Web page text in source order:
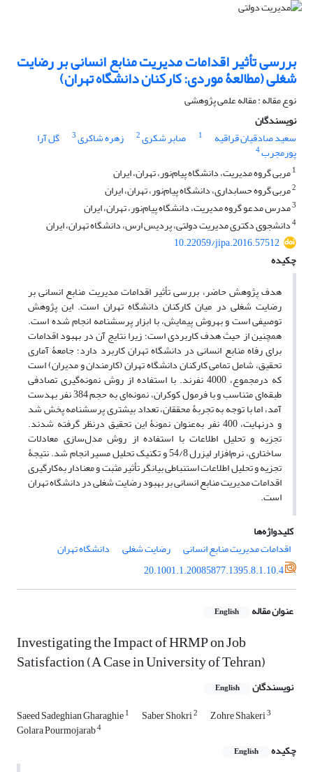
بررسی تأثیر اقدامات مدیریت منابع انسانی بر رضایت
شغلی (مطالعۀ موردی: کارکنان دانشگاه تهران)
نوع مقاله : مقاله علمی پژوهشی
نویسندگان
سعید صادقیان قراقیه
1 صابر شکری2 زهره شاکری3 گل آرا
پورمجرب4
1مربی گروه مدیریت، دانشگاه پیام‌نور، تهران، ایران
2مربی گروه حسابداری، دانشگاه پیام‌نور، تهران، ایران
3مدرس مدعو گروه مدیریت، دانشگاه پیام‌نور، تهران، ایران
4دانشجوی دکتری مدیریت دولتی، پردیس ارس، دانشگاه تهران، ایران
10.22059/jipa.2016.57512
چکیده
هدف پژوهش حاضر، بررسی تأثیر اقدامات مدیریت منابع انسانی بر
رضایت شغلی در میان کارکنان دانشگاه تهران است. این پژوهش
توصیفی است و به­روش پیمایش، با ابزار پرسشنامه انجام شده است.
همچنین از حیث هدف کاربردی است؛ زیرا نتایج آن در بهبود اقدامات
برای رفاه منابع انسانی در دانشگاه تهران کاربرد دارد؛ جامعۀ آماری
تحقیق، شامل تمامی کارکنان دانشگاه تهران (کارمندان و مدیران) است
که درمجموع، 4000 نفرند. با استفاده از روش نمونه‌گیری تصادفی
طبقه‌ای متناسب و با فرمول کوکران، نمونه‌ای به حجم 384 نفر به­دست
آمد، اما با توجه به تجربۀ محققان، تعداد بیشتری پرسشنامه پخش شد
و درنهایت، 400 نفر به‌عنوان نمونۀ این تحقیق درنظر گرفته شدند.
تجزیه و تحلیل اطلاعات با استفاده از روش مدل‌سازی معادلات
ساختاری، نرم‌افزار لیزرل 54/8 و تکنیک تحلیل مسیر انجام شد. نتیجۀ
تجزیه و تحلیل اطلاعات استنباطی بیانگر تأثیر مثبت و معنادار به‌کارگیری
اقدامات مدیریت منابع انسانی بر بهبود رضایت شغلی در دانشگاه تهران
است.
کلیدواژه‌ها
اقدامات مدیریت منابع انسانی
رضایت شغلی
دانشگاه تهران
20.1001.1.20085877.1395.8.1.10.4
عنوان مقاله English
Investigating the Impact of HRMP on Job
Satisfaction (A Case in University of Tehran)
نویسندگان English
Saeed Sadeghian Gharaghie1 Saber Shokri2 Zohre Shakeri3
Golara Pourmojarab4
چکیده English